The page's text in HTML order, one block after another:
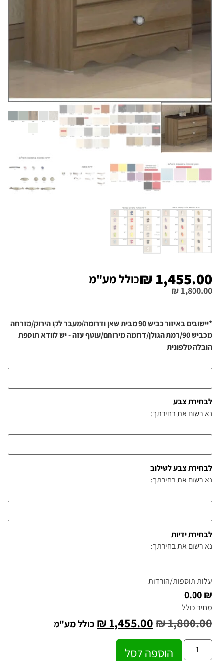
₪1,800.00
₪ 1,455.00 כולל מע"מ
*יישובים באיזור כביש 90 מבית שאן ודרומה/מעבר לקו הירוק/מזרחה
מכביש 90/רמת הגולן/דרומה מירוחם/עוטף עזה - יש לוודא תוספת
הובלה טלפונית
לבחירת צבע
נא רשום את בחירתך:
לבחירת צבע לשילוב
נא רשום את בחירתך:
לבחירת ידיות
נא רשום את בחירתך:
עלות תוספות/הורדות
₪ 0.00
מחיר כולל
₪1,800.00
₪ 1,455.00 כולל מע"מ
הוספה לסל